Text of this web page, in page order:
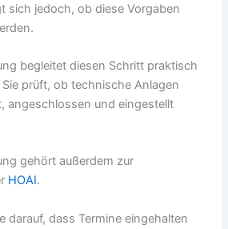
sich jedoch, ob diese Vorgaben
begleitet diesen Schritt praktisch
prüft, ob technische Anlagen
angeschlossen und eingestellt
gehört außerdem zur
HOAI.
darauf, dass Termine eingehalten